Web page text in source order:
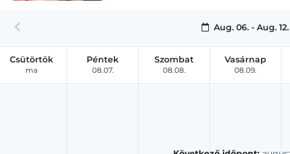
Aug. 06. - Aug. 12.
Csütörtök
ma
Péntek
08.07.
Szombat
08.08.
Vasárnap
08.09.